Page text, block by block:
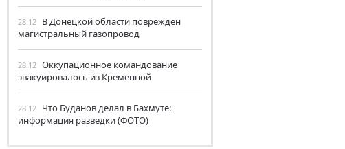
28.12 В Донецкой области поврежден
магистральный газопровод
28.12 Оккупационное командование
эвакуировалось из Кременной
28.12 Что Буданов делал в Бахмуте:
информация разведки (ФОТО)